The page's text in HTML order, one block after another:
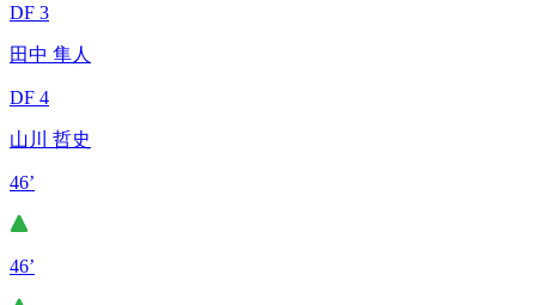
DF 3
田中 隼人
DF 4
山川 哲史
46’
46’